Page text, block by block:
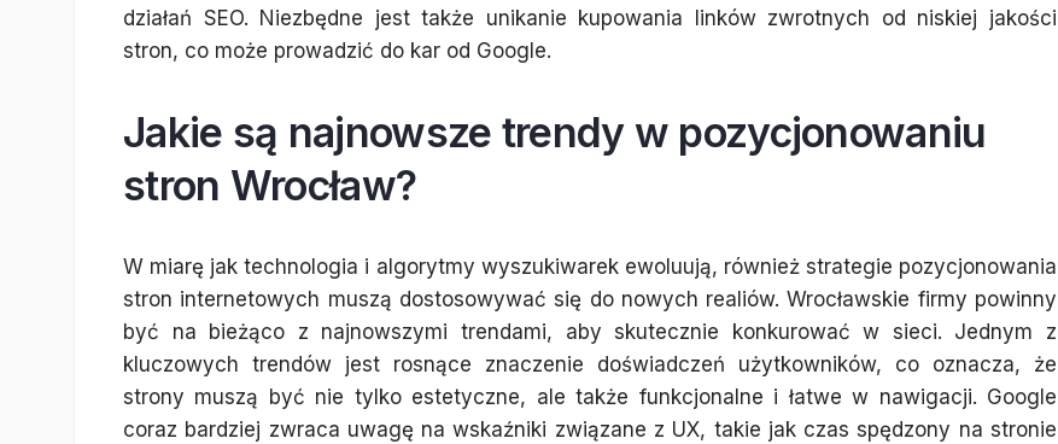
działań SEO. Niezbędne jest także unikanie kupowania linków zwrotnych od niskiej jakości
stron, co może prowadzić do kar od Google.
Jakie są najnowsze trendy w pozycjonowaniu
stron Wrocław?
W miarę jak technologia i algorytmy wyszukiwarek ewoluują, również strategie pozycjonowania
stron internetowych muszą dostosowywać się do nowych realiów. Wrocławskie firmy powinny
być na bieżąco z najnowszymi trendami, aby skutecznie konkurować w sieci. Jednym z
kluczowych trendów jest rosnące znaczenie doświadczeń użytkowników, co oznacza, że
strony muszą być nie tylko estetyczne, ale także funkcjonalne i łatwe w nawigacji. Google
coraz bardziej zwraca uwagę na wskaźniki związane z UX, takie jak czas spędzony na stronie